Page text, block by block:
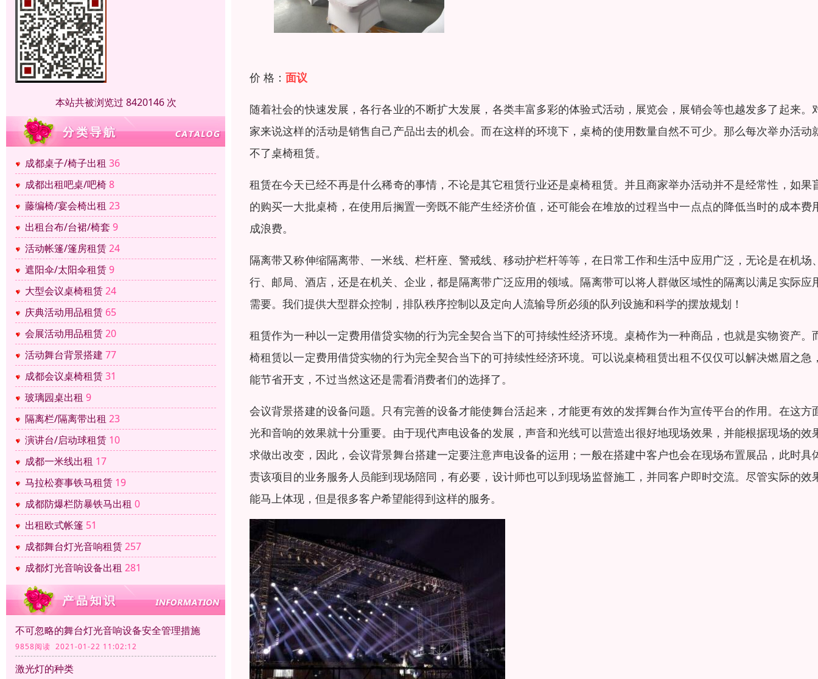
本站共被浏览过 8420146 次
成都桌子/椅子出租 36
成都出租吧桌/吧椅8
藤编椅/宴会椅出租 23
出租台布/台裙/椅套 9
活动帐篷/篷房租赁24
遮阳伞/太阳伞租赁9
大型会议桌椅租赁24
庆典活动用品租赁 65
会展活动用品租赁20
活动舞台背景搭建 77
成都会议桌椅租赁31
玻璃园桌出租 9
隔离栏/隔离带出租 23
演讲台/启动球租赁 10
成都一米线出租 17
马拉松赛事铁马租赁 19
成都防爆栏防暴铁马出租 0
出租欧式帐篷 51
成都舞台灯光音响租赁257
成都灯光音响设备出租 281
不可忽略的舞台灯光音响设备安全管理措施
9858阅读 2021-01-22 11:02:12
激光灯的种类
价 格： 面议
随着社会的快速发展，各行各业的不断扩大发展，各类丰富多彩的体验式活动，展览会，展销会等也越发多了起来。
家来说这样的活动是销售自己产品出去的机会。而在这样的环境下，桌椅的使用数量自然不可少。那么每次举办活动
不了桌椅租赁。
租赁在今天已经不再是什么稀奇的事情，不论是其它租赁行业还是桌椅租赁。并且商家举办活动并不是经常性，如果
的购买一大批桌椅，在使用后搁置一旁既不能产生经济价值，还可能会在堆放的过程当中一点点的降低当时的成本费
成浪费。
隔离带又称伸缩隔离带、一米线、栏杆座、警戒线、移动护栏杆等等，在日常工作和生活中应用广泛，无论是在机场
行、邮局、酒店，还是在机关、企业，都是隔离带广泛应用的领域。隔离带可以将人群做区域性的隔离以满足实际应
需要。我们提供大型群众控制，排队秩序控制以及定向人流输导所必须的队列设施和科学的摆放规划！
租赁作为一种以一定费用借贷实物的行为完全契合当下的可持续性经济环境。桌椅作为一种商品，也就是实物资产。
椅租赁以一定费用借贷实物的行为完全契合当下的可持续性经济环境。可以说桌椅租赁出租不仅仅可以解决燃眉之急
能节省开支，不过当然这还是需看消费者们的选择了。
会议背景搭建的设备问题。只有完善的设备才能使舞台活起来，才能更有效的发挥舞台作为宣传平台的作用。在这方
光和音响的效果就十分重要。由于现代声电设备的发展，声音和光线可以营造出很好地现场效果，并能根据现场的效
求做出改变，因此，会议背景舞台搭建一定要注意声电设备的运用；一般在搭建中客户也会在现场布置展品，此时具
责该项目的业务服务人员能到现场陪同，有必要，设计师也可以到现场监督施工，并同客户即时交流。尽管实际的效
能马上体现，但是很多客户希望能得到这样的服务。